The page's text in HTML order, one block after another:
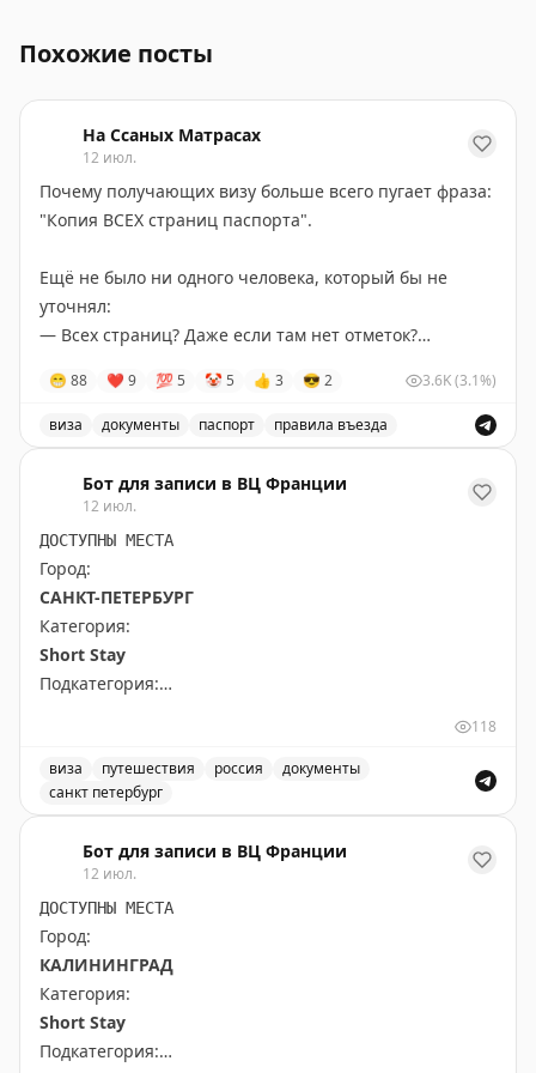
Похожие посты
На Ссаных Матрасах
12 июл.
Почему получающих визу больше всего пугает фраза:
"Копия ВСЕХ страниц паспорта".
Ещё не было ни одного человека, который бы не
уточнял:
— Всех страниц? Даже если там нет отметок?
отметок.
Вам жалко?
😁 88 ❤ 9 💯 5 🤡5 👍 3 😎 2 3.6K(3.1%)
виза документы паспорт правила въезда
Бот для записи в ВЦ Франции
12 июл.
ДОСТУПНЫ МЕСТА
Город:
САНКТ-ПЕТЕРБУРГ
Категория:
Short Stay
Подкатегория:
Доступны даты:
29.09.2026 (2 шт.): 16:10, 16:20
Всего свободных мест:
118
виза путешествия россия
документы
санкт петербург
Бот для записи в ВЦ Франции
12 июл.
ДОСТУПНЫ МЕСТА
Город:
КАЛИНИНГРАД
Категория:
Short Stay
Подкатегория: